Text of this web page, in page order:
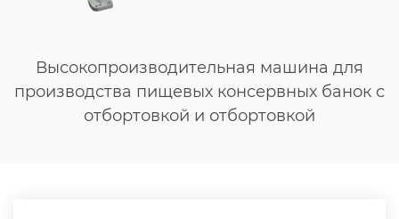
Высокопроизводительная машина для
производства пищевых консервных банок с
отбортовкой и отбортовкой